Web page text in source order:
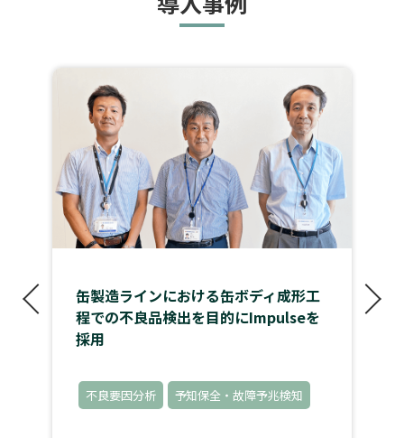
缶製造ラインにおける缶ボディ成形工
程での不良品検出を目的にImpulseを
採用
不良要因分析 予知保全・故障予兆検知